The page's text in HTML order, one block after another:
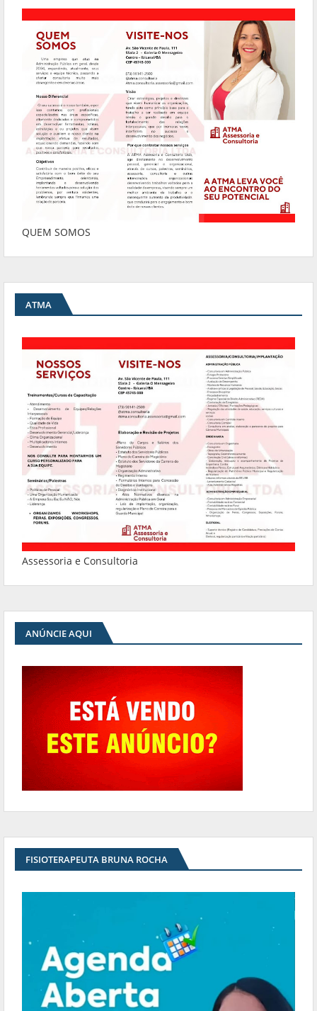
QUEM SOMOS
ATMA
Assessoria e Consultoria
ANÚNCIE AQUI
FISIOTERAPEUTA BRUNA ROCHA